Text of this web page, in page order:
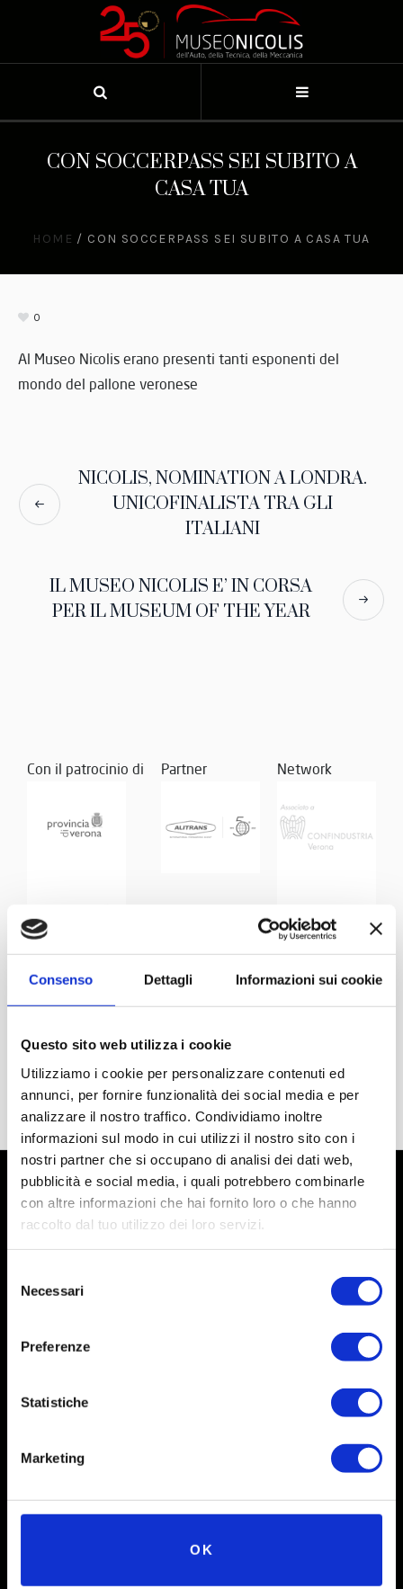
Consenso Dettagli Informazioni sui cookie
Questo sito web utilizza i cookie
Utilizziamo i cookie per personalizzare contenuti ed
annunci, per fornire funzionalità dei social media e per
analizzare il nostro traffico. Condividiamo inoltre
informazioni sul modo in cui utilizzi il nostro sito con i
nostri partner che si occupano di analisi dei dati web,
pubblicità e social media, i quali potrebbero combinarle
con altre informazioni che hai fornito loro o che hanno
raccolto dal tuo utilizzo dei loro servizi.
delNecessari
Preferenze
Statistiche
Marketing
OK
CON SOCCERPASS SEI SUBITO A
CASA TUA
HOME / CON SOCCERPASS SEI SUBITO A CASA TUA
0
Al Museo Nicolis erano presenti tanti esponenti del
mondo del pallone veronese
NICOLIS, NOMINATION A LONDRA.
UNICOFINALISTA TRA GLI
ITALIANI
IL MUSEO NICOLIS E’ IN CORSA
PER IL MUSEUM OF THE YEAR
Con il patrocinio di Partner Network
Facebook
X